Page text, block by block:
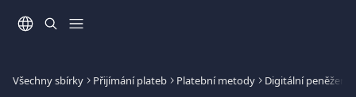
Všechny sbírky Přijímání plateb Platební metody Digitální